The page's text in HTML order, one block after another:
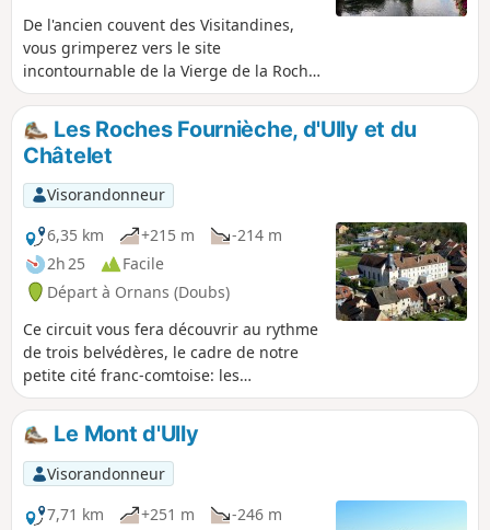
De l'ancien couvent des Visitandines,
vous grimperez vers le site
incontournable de la Vierge de la Roche
du Mont et sa vue sur la vallée de la
Loue et la bourgade ornanaise. Puis
longeant le ruisseau de Mambouc, vous
regagnerez la vieille cité pour longer la
rivière et ses belles maisons aux pieds
dans l'eau.
Les Roches Fournièche, d'Ully et du
Châtelet
Visorandonneur
6,35 km
+215 m
-214 m
2h 25
Facile
Départ à Ornans (Doubs)
Ce circuit vous fera découvrir au rythme
de trois belvédères, le cadre de notre
petite cité franc-comtoise: les
belvédères de Roche Fournièche, du
Rocher d'Ully et du Châtelet.
Le Mont d'Ully
Visorandonneur
7,71 km
+251 m
-246 m